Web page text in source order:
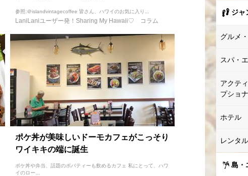
参照:＠islandvintagecoffee 皆さん、ハワイのお気に入り...
LaniLaniユーザー発！Sharing My Hawaii♡ コラム
ポケ丼が美味しいドーモカフェがこっそり
ワイキキの端に誕生
ポケ丼や弁当、話題のボバティーも飲めるカフェ 私にとって、ハワ
イのロー...
ジャ
グルメ
スパ・
アクテ
プショ
ホテル
レンタ
島・